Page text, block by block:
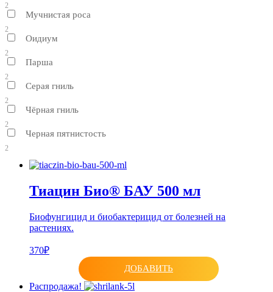
2
Мучнистая роса
2
Оидиум
2
Парша
2
Серая гниль
2
Чёрная гниль
2
Черная пятнистость
2
Тиацин Био® БАУ 500 мл
Биофунгицид и биобактерицид от болезней на
растениях.
370₽
ДОБАВИТЬ
Распродажа!